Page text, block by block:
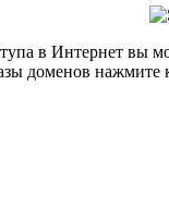
в Интернет вы
доменов